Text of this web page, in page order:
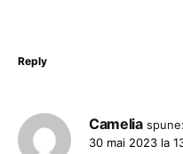
Reply
Camelia spune:
30 mai 2023 la